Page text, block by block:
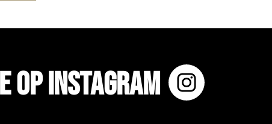
op Instagram